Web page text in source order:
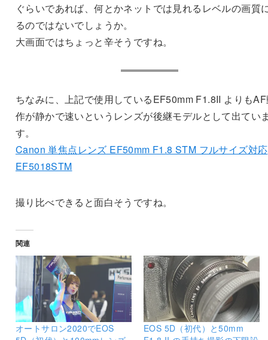
ぐらいであれば、何とかネットでは見れるレベルの画質
るのではないでしょうか。
大画面ではちょっと辛そうですね。
ちなみに、上記で使用しているEF50mm F1.8II よりも
作が静かで速いというレンズが後継モデルとして出てい
す。
Canon 単焦点レンズ EF50mm F1.8 STM フルサイズ対応
EF5018STM
撮り比べできると面白そうですね。
関連
オートサロン2020でEOS
EOS 5D（初代）と50mm